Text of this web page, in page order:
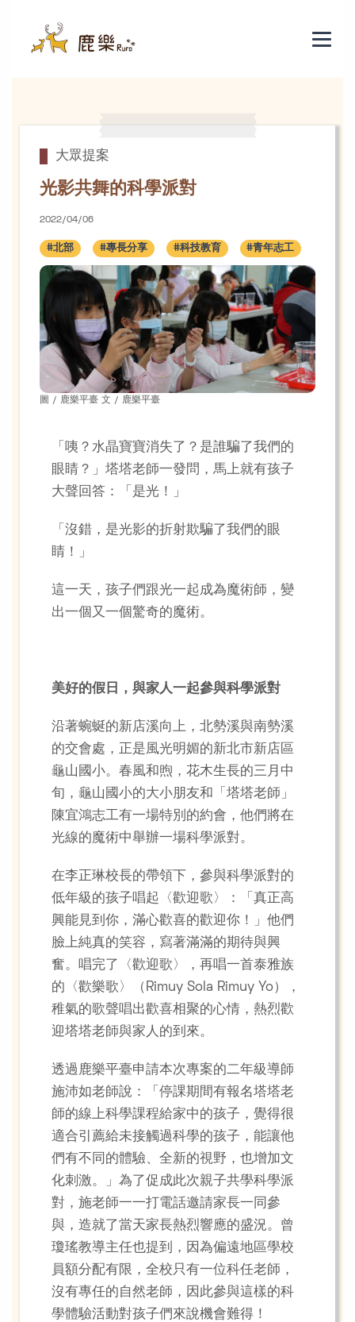
大眾提案
光影共舞的科學派對
2022/04/06
#北部 #專長分享 #科技教育 #青年志工
圖 / 鹿樂平臺 文 / 鹿樂平臺
「咦？水晶寶寶消失了？是誰騙了我們的
眼睛？」塔塔老師一發問，馬上就有孩子
大聲回答：「是光！」
「沒錯，是光影的折射欺騙了我們的眼
睛！」
這一天，孩子們跟光一起成為魔術師，變
出一個又一個驚奇的魔術。
美好的假日，與家人一起參與科學派對
沿著蜿蜒的新店溪向上，北勢溪與南勢溪
的交會處，正是風光明媚的新北市新店區
龜山國小。春風和煦，花木生長的三月中
旬，龜山國小的大小朋友和「塔塔老師」
陳宜鴻志工有一場特別的約會，他們將在
光線的魔術中舉辦一場科學派對。
在李正琳校長的帶領下，參與科學派對的
低年級的孩子唱起〈歡迎歌〉：「真正高
興能見到你，滿心歡喜的歡迎你！」他們
臉上純真的笑容，寫著滿滿的期待與興
奮。唱完了〈歡迎歌〉，再唱一首泰雅族
的〈歡樂歌〉（Rimuy Sola Rimuy Yo），
稚氣的歌聲唱出歡喜相聚的心情，熱烈歡
迎塔塔老師與家人的到來。
透過鹿樂平臺申請本次專案的二年級導師
施沛如老師說：「停課期間有報名塔塔老
師的線上科學課程給家中的孩子，覺得很
適合引薦給未接觸過科學的孩子，能讓他
們有不同的體驗、全新的視野，也增加文
化刺激。」為了促成此次親子共學科學派
對，施老師一一打電話邀請家長一同參
與，造就了當天家長熱烈響應的盛況。曾
瓊瑤教導主任也提到，因為偏遠地區學校
員額分配有限，全校只有一位科任老師，
沒有專任的自然老師，因此參與這樣的科
學體驗活動對孩子們來說機會難得！